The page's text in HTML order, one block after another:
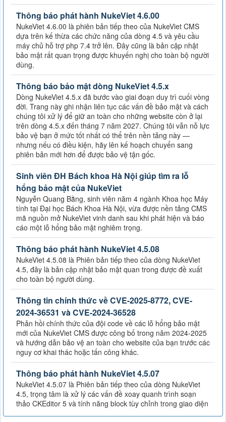
Thông báo phát hành NukeViet 4.6.00
NukeViet 4.6.00 là phiên bản tiếp theo của NukeViet CMS
dựa trên kế thừa các chức năng của dòng 4.5 và yêu cầu
máy chủ hỗ trợ php 7.4 trở lên. Đây cũng là bản cập nhật
bảo mật rất quan trọng được khuyến nghị cho toàn bộ người
dùng.
Thông báo bảo mật dòng NukeViet 4.5.x
Dòng NukeViet 4.5.x đã bước vào giai đoạn duy trì cuối vòng
đời. Trang này ghi nhận liên tục các vấn đề bảo mật và cách
chúng tôi xử lý để giữ an toàn cho những website còn ở lại
trên dòng 4.5.x đến tháng 7 năm 2027. Chúng tôi vẫn nỗ lực
bảo vệ bạn ở mức tốt nhất có thể trên nền tảng này —
nhưng nếu có điều kiện, hãy lên kế hoạch chuyển sang
phiên bản mới hơn để được bảo vệ tận gốc.
Sinh viên ĐH Bách khoa Hà Nội giúp tìm ra lỗ
hổng bảo mật của NukeViet
Nguyễn Quang Bằng, sinh viên năm 4 ngành Khoa học Máy
tính tại Đại học Bách Khoa Hà Nội, vừa được nền tảng CMS
mã nguồn mở NukeViet vinh danh sau khi phát hiện và báo
cáo một lỗ hổng bảo mật nghiêm trọng.
Thông báo phát hành NukeViet 4.5.08
NukeViet 4.5.08 là Phiên bản tiếp theo của dòng NukeViet
4.5, đây là bản cập nhật bảo mật quan trong được đề xuất
cho toàn bộ người dùng.
Thông tin chính thức về CVE-2025-8772, CVE-
2024-36531 và CVE-2024-36528
Phản hồi chính thức của đội code về các lỗ hổng bảo mật
mới của NukeViet CMS được công bố trong năm 2024-2025
và hướng dẫn bảo vệ an toàn cho website của bạn trước các
nguy cơ khai thác hoặc tấn công khác.
Thông báo phát hành NukeViet 4.5.07
NukeViet 4.5.07 là Phiên bản tiếp theo của dòng NukeViet
4.5, trọng tâm là xử lý các vấn đề xoay quanh trình soạn
thảo CKEditor 5 và tính năng block tùy chỉnh trong giao diện